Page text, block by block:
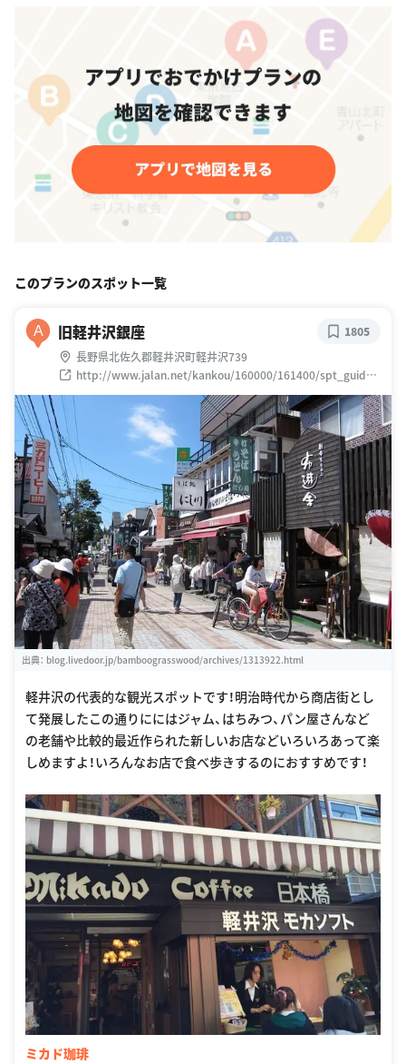
このプランのスポット一覧
A 旧軽井沢銀座
長野県北佐久郡軽井沢町軽井沢739
http://www.jalan.net/kankou/160000/161400/spt_guide0
00000173519/
1805
出典： blog.livedoor.jp/bamboograsswood/archives/1313922.html
軽井沢の代表的な観光スポットです！明治時代から商店街とし
て発展したこの通りににはジャム、はちみつ、パン屋さんなど
の老舗や比較的最近作られた新しいお店などいろいろあって楽
しめますよ！いろんなお店で食べ歩きするのにおすすめです！
ミカド珈琲